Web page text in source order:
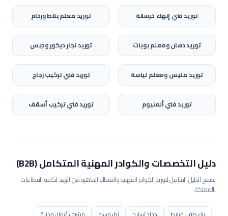
توريدفني إنهاء خرسانة توريدمعلم بلاط ورخام
توريددهان ومعلم بويات توريدنجار ديكور وجبس
توريدمليس ومعلم لياسة توريدفني تركيب زجاج
توريدفني ألمنيوم توريدفني تركيب أسقف
دليل التخصصات والكوادر المهنية المتكامل (B2B)
تصفح الدليل الشامل لتوريد الكوادر المهنية والعمالة الماهرة من الهند لكافة القطاعات
بالمملكة.